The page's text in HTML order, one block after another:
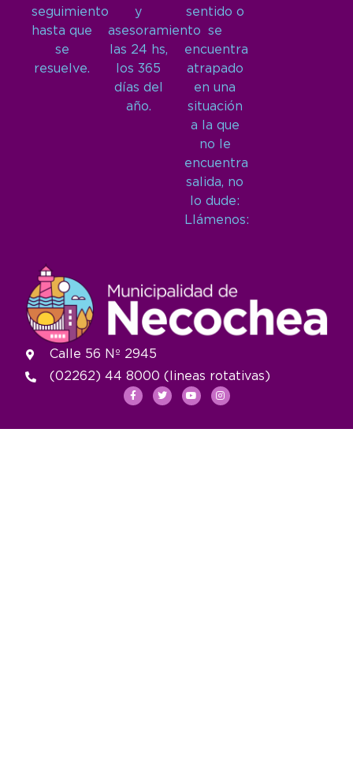
seguimiento
hasta que
se
resuelve.
y
asesoramiento
las 24 hs,
los 365
días del
año.
sentido o
se
encuentra
atrapado
en una
situación
a la que
no le
encuentra
salida, no
lo dude:
Llámenos:
Calle 56 Nº 2945
(02262) 44 8000 (lineas rotativas)